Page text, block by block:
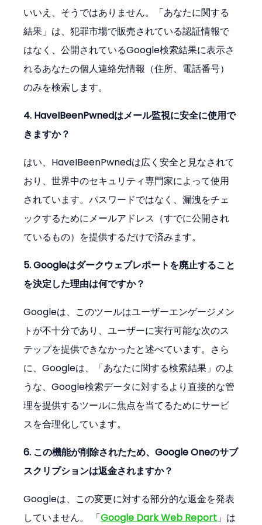
いいえ、そうではありません。「あなたに関する
結果」は、犯罪市場で販売されている認証情報で
はなく、公開されているGoogle検索結果に表示さ
れるあなたの個人連絡先情報（住所、電話番号）
のみを検索します。
4. HaveIBeenPwnedはメール監視に安全に使用で
きますか？
はい、HaveIBeenPwnedは広く安全と見なされて
おり、世界中のセキュリティ専門家によって使用
されています。パスワードではなく、漏洩をチェ
ックするためにメールアドレス（すでに公開され
ているもの）を提供するだけで済みます。
5. Googleはダークウェブレポートを廃止すること
を決定した理由は何ですか？
Googleは、このツールはユーザーエンゲージメン
トが不十分であり、ユーザーに実行可能な次のス
テップを提供できなかったと述べています。さら
に、Googleは、「あなたに関する検索結果」のよ
うな、Google検索データに対するより直接的な管
理を提供するツールに焦点を当てるためにサービ
スを合理化しています。
6. この機能が削除されたため、Google Oneのサブ
スクリプションは返金されますか？
Googleは、この変更に対する部分的な返金を発表
していません。 「Google Dark Web Report 」は